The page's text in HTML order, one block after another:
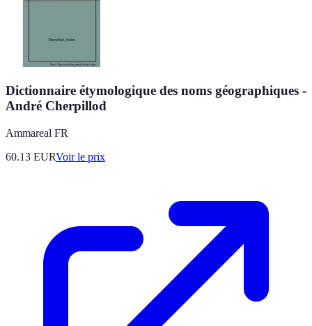
Dictionnaire étymologique des noms géographiques -
André Cherpillod
Ammareal FR
60.13 EURVoir le prix